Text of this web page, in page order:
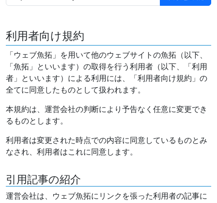
利用者向け規約
「ウェブ魚拓」を用いて他のウェブサイトの魚拓（以下、
「魚拓」といいます）の取得を行う利用者（以下、「利用
者」といいます）による利用には、「利用者向け規約」の
全てに同意したものとして扱われます。
本規約は、運営会社の判断により予告なく任意に変更でき
るものとします。
利用者は変更された時点での内容に同意しているものとみ
なされ、利用者はこれに同意します。
引用記事の紹介
運営会社は、ウェブ魚拓にリンクを張った利用者の記事に